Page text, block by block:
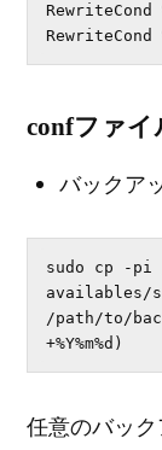
RewriteCond
RewriteCond
confファイ
バックア
sudo cp -pi
availables/
/path/to/
+%Y%m%d)
任意のバッ